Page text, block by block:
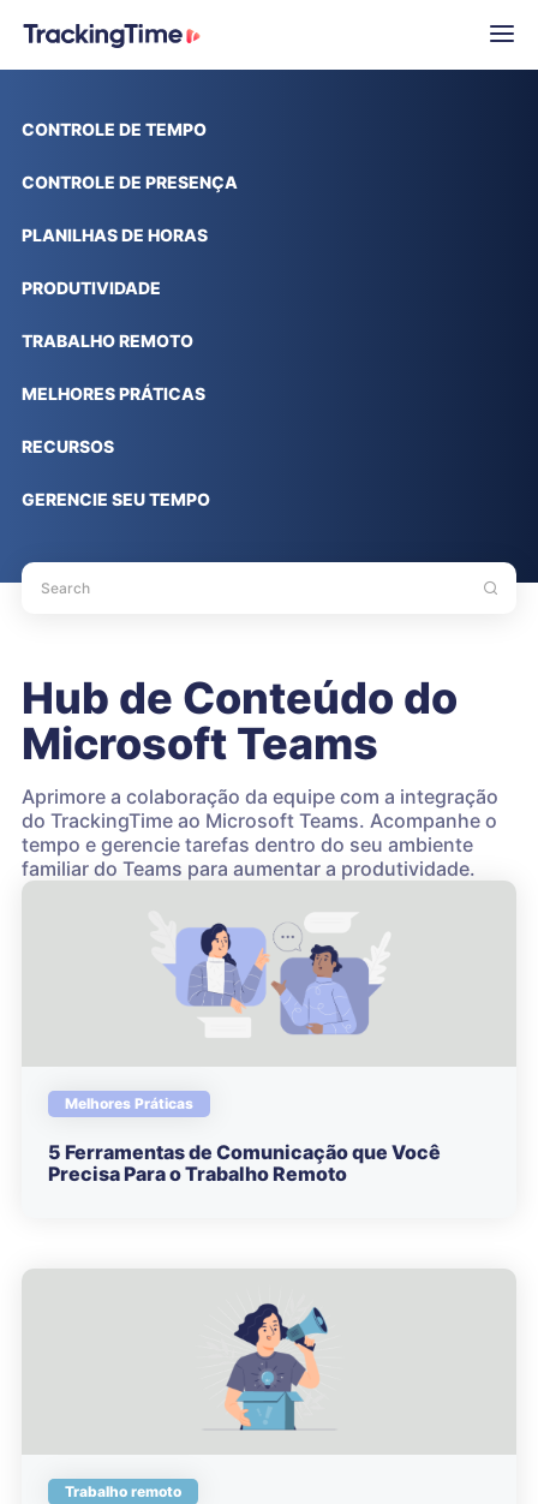
CONTROLE DE TEMPO
CONTROLE DE PRESENÇA
PLANILHAS DE HORAS
PRODUTIVIDADE
TRABALHO REMOTO
MELHORES PRÁTICAS
RECURSOS
GERENCIE SEU TEMPO
Hub de Conteúdo do
Microsoft Teams
Aprimore a colaboração da equipe com a integração
do TrackingTime ao Microsoft Teams. Acompanhe o
tempo e gerencie tarefas dentro do seu ambiente
familiar do Teams para aumentar a produtividade.
Melhores Práticas
5 Ferramentas de Comunicação que Você
Precisa Para o Trabalho Remoto
Trabalho remoto